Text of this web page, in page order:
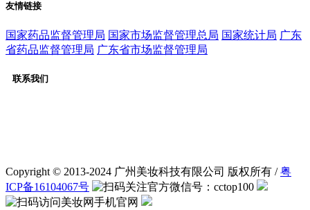
友情链接
国家药品监督管理局 国家市场监督管理总局 国家统计局 广东
省药品监督管理局 广东省市场监督管理局
联系我们
Copyright © 2013-2024 广州美妆科技有限公司 版权所有 /粤
ICP备16104067号